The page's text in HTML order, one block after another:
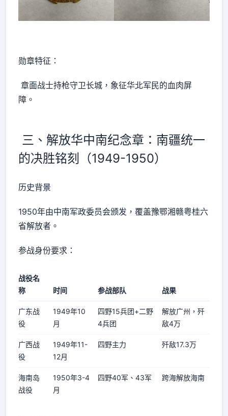
勋章特征：
章面战士持枪守卫长城，象征华北军民的血肉屏
障。
三、解放华中南纪念章：南疆统一
的决胜铭刻（1949-1950）
历史背景
1950年由中南军政委员会颁发，覆盖豫鄂湘赣粤桂六
省解放者。
参战身份要求：
战役名
称
时间 参战部队 战果
广东战
役
1949年10
月
四野15兵团+二野
4兵团
解放广州，歼
敌4万
广西战
役
1949年11-
12月
四野主力 歼敌17.3万
海南岛
战役
1950年3-4
月
四野40军、43军 跨海解放海南